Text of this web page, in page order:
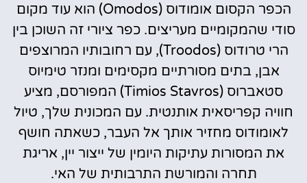
הכפר הקסום אומודוס (Omodos) הוא עוד מקום
סודי שהמקומיים מעריצים. כפר ציורי זה השוכן בין
הרי טרודוס (Troodos), עם רחובותיו המרוצפים
אבן, בתים מסורתיים מקסימים ומנזר טימיוס
סטאברוס (Timios Stavros) המפורסם, מציע
חוויה קפריסאית אותנטית. עם המכונית שלך, טיול
לאומודוס מחזיר אותך אל העבר, כשאתה חושף
את המסורות עתיקות היומין של ייצור יין, אריגת
תחרה והמורשת התרבותית של האי.